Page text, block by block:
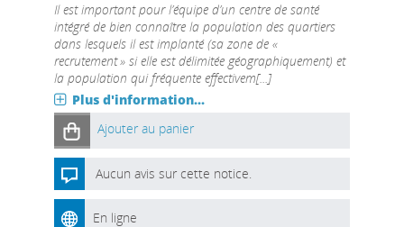
Il est important pour l’équipe d’un centre de santé
intégré de bien connaître la population des quartiers
dans lesquels il est implanté (sa zone de «
recrutement » si elle est délimitée géographiquement) et
la population qui fréquente effectivem[...]
Plus d'information...
Ajouter au panier
Aucun avis sur cette notice.
En ligne